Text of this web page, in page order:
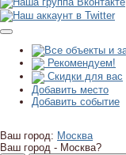
Рекомендуем!
Скидки для вас
Добавить место
Добавить событие
Ваш город: Москва
Ваш город - Москва?